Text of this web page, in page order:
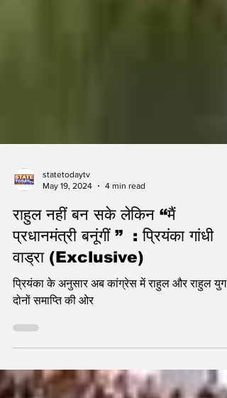
May 19, 2024
4 min read
राहुल नहीं बन सके लेकिन “मैं
प्रधानमंत्री बनूंगीं ” : प्रियंका गांधी
वाड्रा (Exclusive)
प्रियंका के अनुसार अब कांग्रेस में राहुल और राहुल युग
दोनों समाप्ति की ओर